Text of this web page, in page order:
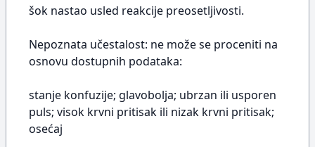
šok nastao usled reakcije preosetljivosti.
Nepoznata učestalost: ne može se proceniti na
osnovu dostupnih podataka:
stanje konfuzije; glavobolja; ubrzan ili usporen
puls; visok krvni pritisak ili nizak krvni pritisak;
osećaj